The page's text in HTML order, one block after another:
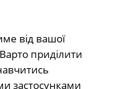
від вашої
приділити
застосунками